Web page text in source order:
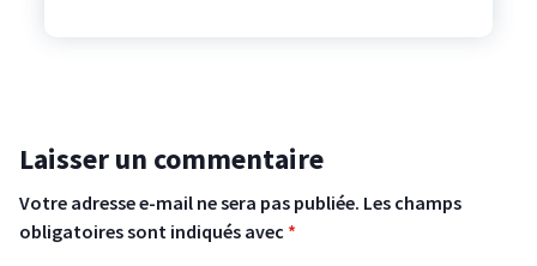
Laisser un commentaire
Votre adresse e-mail ne sera pas publiée. Les champs
obligatoires sont indiqués avec *